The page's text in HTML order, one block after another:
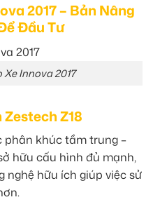
2017 – Bản Nâng
Đầu Tư
Xe Innova 2017
Z18
phân khúc tầm trung –
hữu cấu hình đủ mạnh,
hữu ích giúp việc sử